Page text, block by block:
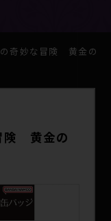
奇妙な冒険 黄金の風
険 黄金の